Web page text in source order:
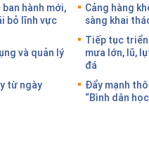
hành mới,
bỏ lĩnh vực
và quản lý
từ ngày
Cảng hàng
sàng khai
Tiếp tục triển
mưa lớn, lũ,
đá
Đẩy mạnh
“Bình dân